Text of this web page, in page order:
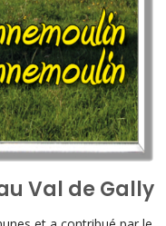
Val de Gally